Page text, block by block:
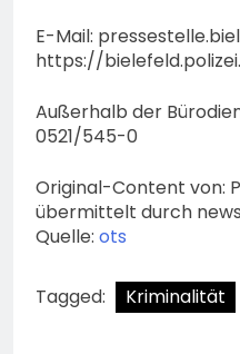
E-Mail:
https://
Außerhalb der
0521/545-0
Original-Content von:
übermittelt durch
Quelle: ots
Tagged: Kriminalität